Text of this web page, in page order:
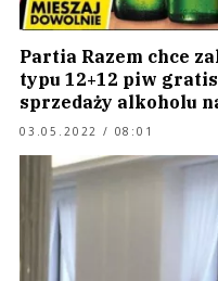
Partia Razem chce
typu 12+12 piw
sprzedaży alkoholu
03.05.2022 / 08:01